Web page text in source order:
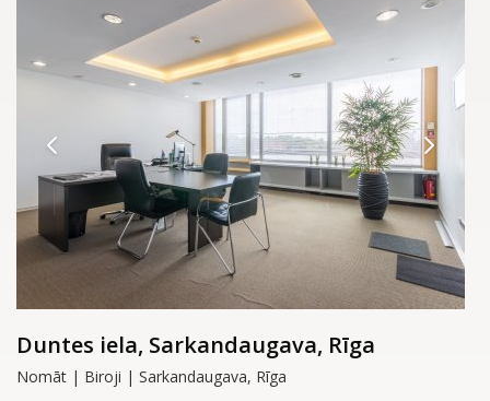
Duntes iela, Sarkandaugava, Rīga
Nomāt | Biroji | Sarkandaugava, Rīga